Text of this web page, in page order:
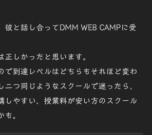
彼と話し合ってDMM WEB CAMPに受
正しかったと思います。
で到達レベルはどちらもそれほど変わ
二つ同じようなスクールで迷ったら、
しやすい、授業料が安い方のスクール
も。